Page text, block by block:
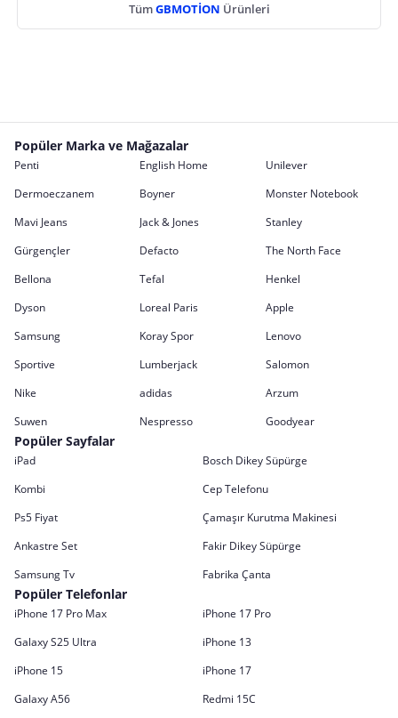
TümGBMOTİON Ürünleri
Popüler Marka ve Mağazalar
Penti English Home
Unilever
Dermoeczanem
Boyner
Monster Notebook
Mavi Jeans
Jack & Jones
Stanley
Gürgençler
Defacto
The North Face
Bellona
Tefal
Henkel
Dyson
Loreal Paris
Apple
Samsung
Koray Spor
Lenovo
Sportive
Lumberjack
Salomon
Nike
adidas
Arzum
Suwen
Nespresso Goodyear
Popüler Sayfalar
iPad
Bosch Dikey Süpürge
Kombi
Cep Telefonu
Ps5 Fiyat
Çamaşır Kurutma Makinesi
Ankastre Set
Fakir Dikey Süpürge
Samsung Tv
Fabrika Çanta
Popüler Telefonlar
iPhone 17 Pro Max
iPhone 17 Pro
Galaxy S25 Ultra
iPhone 13
iPhone 15
iPhone 17
Galaxy A56
Redmi 15C